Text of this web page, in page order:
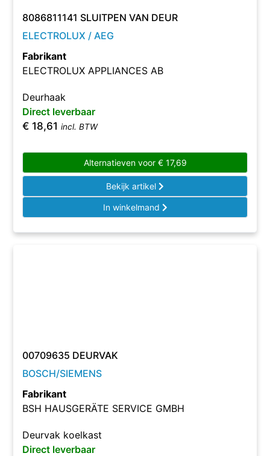
8086811141 SLUITPEN VAN DEUR
ELECTROLUX / AEG
Fabrikant
ELECTROLUX APPLIANCES AB
Deurhaak
Direct leverbaar
€ 18,61 incl. BTW
Alternatieven voor €17,69
Bekijk artikel
In winkelmand
00709635 DEURVAK
BOSCH/SIEMENS
Fabrikant
BSH HAUSGERÄTE SERVICE GMBH
Deurvak koelkast
Direct leverbaar